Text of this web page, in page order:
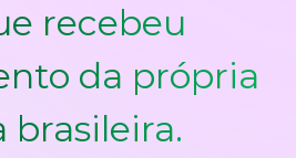
recebeu
da própria
brasileira.